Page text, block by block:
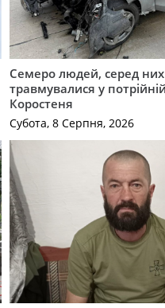
Семеро людей, серед них
травмувалися у
Коростеня
Субота, 8 Серпня, 2026